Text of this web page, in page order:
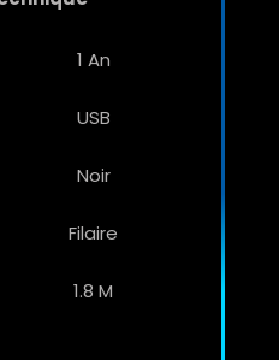
1 An
USB
Noir
Filaire
1.8 M